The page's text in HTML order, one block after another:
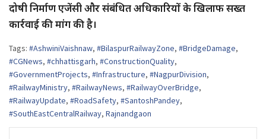
दोषी निर्माण एजेंसी और संबंधित अधिकारियों के खिलाफ सख्त
कार्रवाई की मांग की है।
Tags: #AshwiniVaishnaw, #BilaspurRailwayZone, #BridgeDamage,
#CGNews, #chhattisgarh, #ConstructionQuality,
#GovernmentProjects, #Infrastructure, #NagpurDivision,
#RailwayMinistry, #RailwayNews, #RailwayOverBridge,
#RailwayUpdate, #RoadSafety, #SantoshPandey,
#SouthEastCentralRailway, Rajnandgaon